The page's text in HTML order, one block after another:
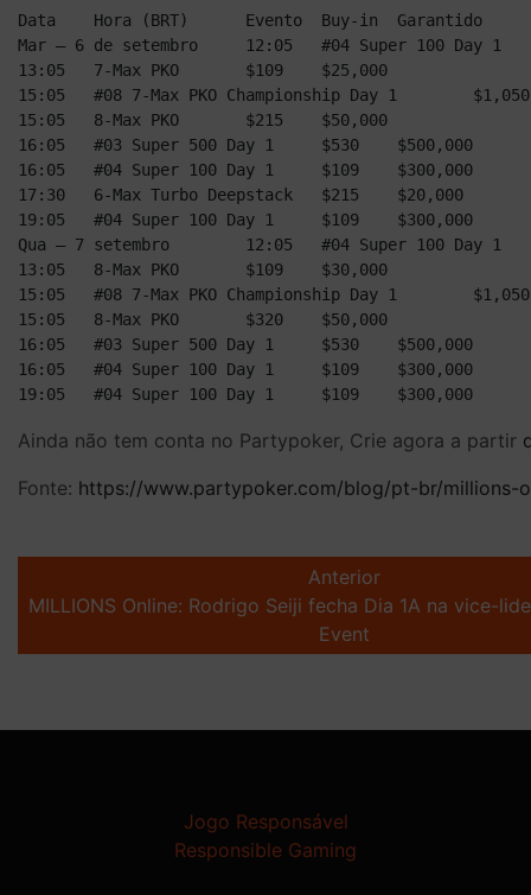
Data	Hora (BRT)	Evento	Buy-in	Garantido
Mar – 6 de setembro	12:05	#04 Super 100 Day 1	$109	$300,000
13:05	7-Max PKO	$109	$25,000
15:05	#08 7-Max PKO Championship Day 1	$1,050	$500,000
15:05	8-Max PKO	$215	$50,000
16:05	#03 Super 500 Day 1	$530	$500,000
16:05	#04 Super 100 Day 1	$109	$300,000
17:30	6-Max Turbo Deepstack	$215	$20,000
19:05	#04 Super 100 Day 1	$109	$300,000
Qua – 7 setembro	12:05	#04 Super 100 Day 1	$109	$300,000
13:05	8-Max PKO	$109	$30,000
15:05	#08 7-Max PKO Championship Day 1	$1,050	$500,000
15:05	8-Max PKO	$320	$50,000
16:05	#03 Super 500 Day 1	$530	$500,000
16:05	#04 Super 100 Day 1	$109	$300,000
Ainda não tem conta no Partypoker, Crie agora a partir
Fonte: https://www.partypoker.com/blog/pt-br/millions-
navigation
Anterior
MILLIONS Online: Rodrigo Seiji fecha Dia 1A na vice-
Event
Jogo Responsável
Responsible Gaming